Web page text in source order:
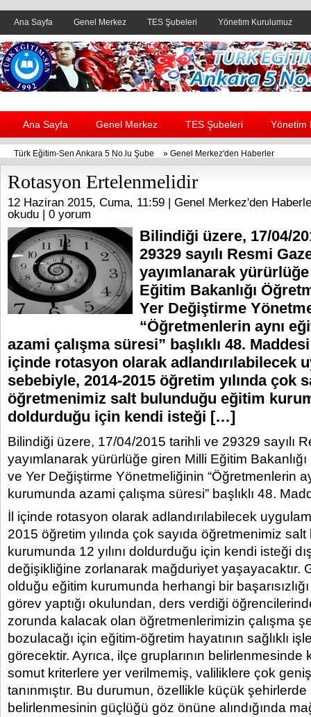
Ana Sayfa Genel Merkez TES Şubeleri Yönetim Kurulumuz
Header yanı reklam alanı
Ana Sayfa Genel Merkez TES Şubeleri Yönetim
Türk Eğitim-Sen Ankara 5 No.lu Şube » Genel Merkez'den Haberler
Rotasyon Ertelenmelidir
12 Haziran 2015, Cuma, 11:59 | Genel Merkez'den
okudu | 0 yorum
Bilindiği üzere, 17/04/
29329 sayılı Resmi
yayımlanarak
Eğitim Bakanlığı
Yer Değiştirme
“Öğretmenlerin aynı
azami çalışma süresi” başlıklı 48.
içinde rotasyon olarak adlandırılabilecek
sebebiyle, 2014-2015 öğretim yılında çok
öğretmenimiz salt bulunduğu eğitim
doldurduğu için kendi isteği […]
Bilindiği üzere, 17/04/2015 tarihli ve 29329 sayılı
yayımlanarak yürürlüğe giren Milli Eğitim
ve Yer Değiştirme Yönetmeliğinin “Öğretmenlerin
kurumunda azami çalışma süresi” başlıklı 48.
İl içinde rotasyon olarak adlandırılabilecek
2015 öğretim yılında çok sayıda öğretmenimiz
kurumunda 12 yılını doldurduğu için kendi isteği
değişikliğine zorlanarak mağduriyet yaşayacaktır.
olduğu eğitim kurumunda herhangi bir
görev yaptığı okulundan, ders verdiği
zorunda kalacak olan öğretmenlerimizin çalışma
bozulacağı için eğitim-öğretim hayatının sağlıklı
görecektir. Ayrıca, ilçe gruplarının belirlenmesinde
somut kriterlere yer verilmemiş, valiliklere çok
tanınmıştır. Bu durumun, özellikle küçük şehirlerde
belirlenmesinin güçlüğü göz önüne alındığında